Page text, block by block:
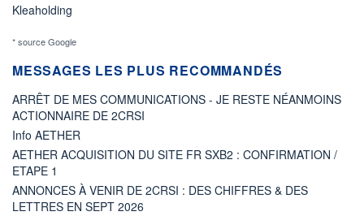
Kleaholding
* source Google
MESSAGES LES PLUS RECOMMANDÉS
ARRÊT DE MES COMMUNICATIONS - JE RESTE NÉANMOINS
ACTIONNAIRE DE 2CRSI
Info AETHER
AETHER ACQUISITION DU SITE FR SXB2 : CONFIRMATION /
ETAPE 1
ANNONCES À VENIR DE 2CRSI : DES CHIFFRES & DES
LETTRES EN SEPT 2026